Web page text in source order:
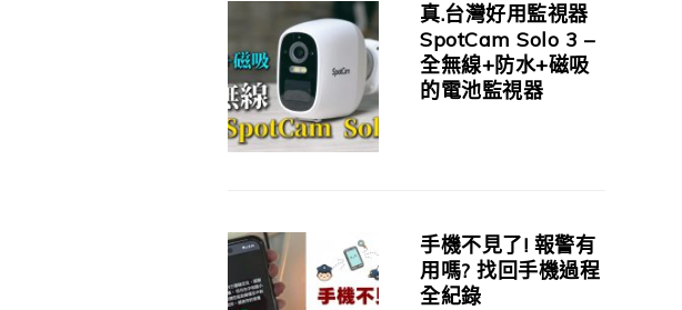
真.台灣好用監視器
SpotCam Solo 3 –
全無線+防水+磁吸
的電池監視器
手機不見了! 報警有
用嗎? 找回手機過程
全紀錄